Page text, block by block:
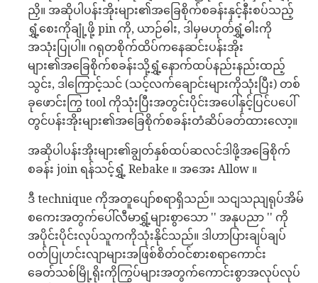
ညှိ။ အဆိုပါပန်းအိုးများ၏အခြေစိုက်စခန်းနှင့်နီးစပ်သည့်
ရွှံ့စေးကိုချုံ့ဖို့ pin ကို, ယာဉ်ဓါး, ဒါမှမဟုတ်ရွှံ့ဓါးကို
အသုံးပြုပါ။ ဂရုတစိုက်ထိပ်ကနေဆင်းပန်းအိုး
များ၏အခြေစိုက်စခန်းသို့ရွှံ့နောက်ထပ်နည်းနည်းထည့်
သွင်း, ဒါကြောင့်သင် (သင့်လက်ချောင်းများကိုသုံးပြီး) တစ်
ခုဖောင်းကြွ tool ကိုသုံးပြီးအတွင်းပိုင်းအပေါ်နှင့်ပြင်ပပေါ်
တွင်ပန်းအိုးများ၏အခြေစိုက်စခန်းတံဆိပ်ခတ်ထားလော့။
အဆိုပါပန်းအိုးများ၏ချွတ်နှစ်ထပ်ဆလင်ဒါဖို့အခြေစိုက်
စခန်း join ရန်သင့်ရွှံ့ Rebake ။ အအေး Allow ။
ဒီ technique ကိုအတူပျော်စရာရှိသည်။ သငျသညျရုပ်အိမ်
စကေးအတွက်ပေါ်လီမာရွှံ့များစွာသော '' အနုပညာ '' ကို
အပိုင်းပိုင်းလုပ်သူကကိုသုံးနိုင်သည်။ ဒါဟာပြားချပ်ချပ်
ဝတ်ပြုဟင်းလျာများအဖြစ်စိတ်ဝင်စားစရာကောင်း
ခေတ်သစ်မြို့ရိုးကိုကြွပ်များအတွက်ကောင်းစွာအလုပ်လုပ်